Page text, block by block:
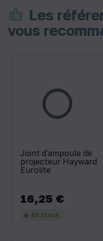
Les
vous
Joint d'ampoule de
projecteur Hayward
Eurolite
Prix
16,25 €
En stock